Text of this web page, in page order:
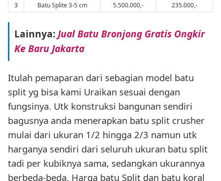
3
Batu Splite 3-5 cm 5.500.000,- 235.000,-
Lainnya:Jual Batu Bronjong Gratis Ongkir
Ke Baru Jakarta
Itulah pemaparan dari sebagian model batu
split yg bisa kami Uraikan sesuai dengan
fungsinya. Utk konstruksi bangunan sendiri
bagusnya anda menerapkan batu split crusher
mulai dari ukuran 1/2 hingga 2/3 namun utk
harganya sendiri dari seluruh ukuran batu split
tadi per kubiknya sama, sedangkan ukurannya
berbeda-beda. Harga batu Split dan batu koral